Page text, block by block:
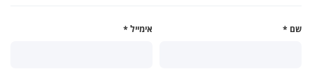
שם * אימייל *